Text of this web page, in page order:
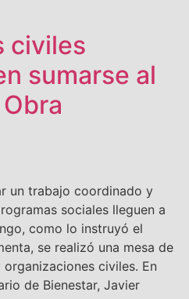
civiles
sumarse al
un trabajo coordinado y
sociales lleguen a
como lo instruyó el
se realizó una mesa de
civiles. En
de Bienestar, Javier